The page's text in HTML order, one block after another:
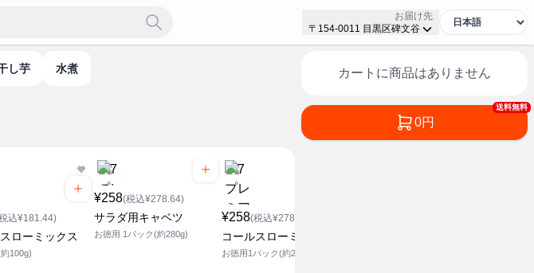
お届け先
〒154-0011 目黒区碑文谷
し芋 水煮
込¥181.44)
ローミックス
100g)
¥258(税込¥278.64)
サラダ用キャベツ
お徳用 1パック(約280g)
¥258(税込¥278.64)
コールスローミックス
お徳用1パック(約220g)
カートに商品はありません
送料無料
0円